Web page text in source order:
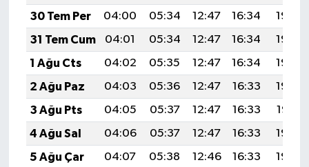
30 Tem Per
04:00 05:34 12:47 16:34
19:50
31 Tem Cum
04:01 05:34 12:47 16:34
19:49
1 Ağu Cts
04:02 05:35 12:47 16:34
19:49
2 Ağu Paz
04:03 05:36 12:47 16:33
19:48
3 Ağu Pts
04:05 05:37 12:47 16:33
19:47
4 Ağu Sal
04:06 05:37 12:47 16:33
19:46
5 Ağu Çar
04:07 05:38 12:46 16:33
19:45